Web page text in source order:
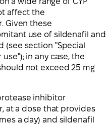
affect the
Given these
use of sildenafil and
(see section "Special
in any case, the
not exceed 25 mg
inhibitor
at a dose that provides
a day) and sildenafil